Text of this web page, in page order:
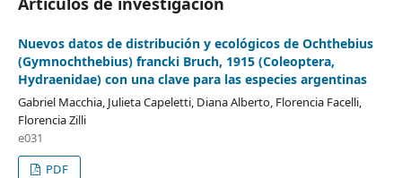
Nuevos datos de distribución y ecológicos de Ochthebius
(Gymnochthebius) francki Bruch, 1915 (Coleoptera,
Hydraenidae) con una clave para las especies argentinas
Gabriel Macchia, Julieta Capeletti, Diana Alberto, Florencia Facelli,
Florencia Zilli
e031
PDF